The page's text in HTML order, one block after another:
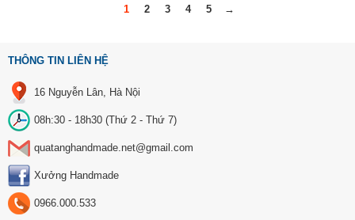
1 2 3 4 5 →
THÔNG TIN LIÊN HỆ
16 Nguyễn Lân, Hà Nội
08h:30 - 18h30 (Thứ 2 - Thứ 7)
quatanghandmade.net@gmail.com
Xưởng Handmade
0966.000.533